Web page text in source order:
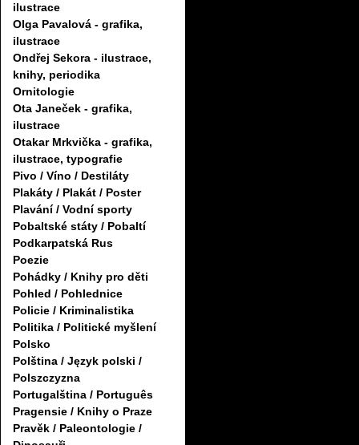
ilustrace
Olga Pavalová - grafika,
ilustrace
Ondřej Sekora - ilustrace,
knihy, periodika
Ornitologie
Ota Janeček - grafika,
ilustrace
Otakar Mrkvička - grafika,
ilustrace, typografie
Pivo / Víno / Destiláty
Plakáty / Plakát / Poster
Plavání / Vodní sporty
Pobaltské státy / Pobaltí
Podkarpatská Rus
Poezie
Pohádky / Knihy pro děti
Pohled / Pohlednice
Policie / Kriminalistika
Politika / Politické myšlení
Polsko
Polština / Język polski /
Polszczyzna
Portugalština / Português
Pragensie / Knihy o Praze
Pravěk / Paleontologie /